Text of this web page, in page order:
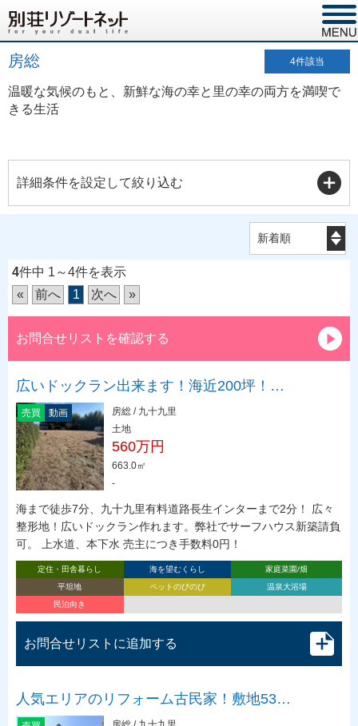
房総 4件該当
温暖な気候のもと、新鮮な海の幸と里の幸の両方を満喫で
きる生活
詳細条件を設定して絞り込む
4件中 1～4件を表示
«
前へ 1 次へ »
お問合せリストを確認する
広いドックラン出来ます！海近200坪！…
売買 動画
房総 / 九十九里
土地
560万円
663.0㎡
-
海まで徒歩7分、九十九里有料道路長生インターまで2分！ 広々
整形地！広いドックラン作れます。弊社でサーフハウス新築請負
可。 上水道、本下水 売主につき手数料0円！
定住・田舎暮らし 海を望むくらし
家庭菜園/畑
平坦地
ペットのびのび
温泉大浴場
民泊向き
お問合せリストに追加する
人気エリアのリフォーム古民家！敷地53…